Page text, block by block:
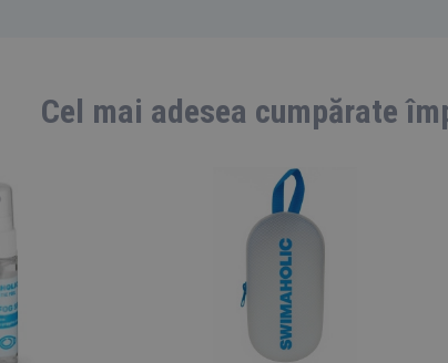
Cel mai adesea cumpărate